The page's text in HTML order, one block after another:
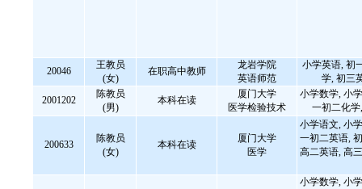
20046
王教员
(女)
在职高中教师
龙岩学院
英语师范
小学英语, 初
学, 初三
2001202
陈教员
(男)
本科在读
厦门大学
医学检验技术
小学数学, 小
一初二化
200633
陈教员
(女)
本科在读
厦门大学
医学
小学语文, 小
一初二英语,
高二英语, 高
小学数学, 小